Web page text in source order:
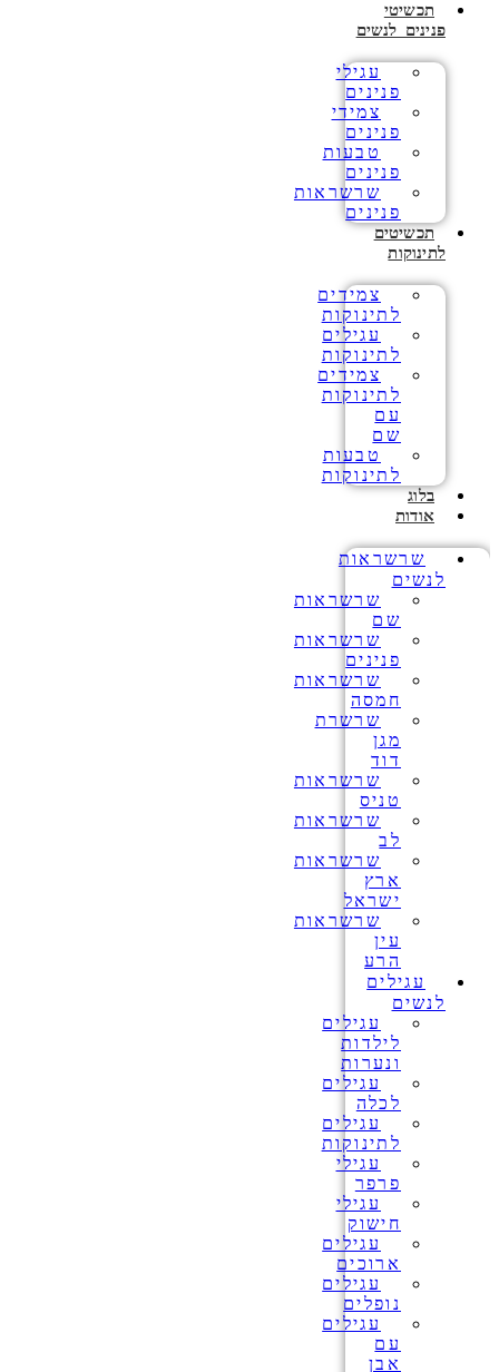
תכשיטי
פנינים לנשים
עגילי
פנינים
צמידי
פנינים
טבעות
פנינים
שרשראות
פנינים
תכשיטים
לתינוקות
צמידים
לתינוקות
עגילים
לתינוקות
צמידים
לתינוקות
עם
שם
טבעות
לתינוקות
בלוג
אודות
שרשראות
לנשים
שרשראות
שם
שרשראות
פנינים
שרשראות
חמסה
שרשרת
מגן
דוד
שרשראות
טניס
שרשראות
לב
שרשראות
ארץ
ישראל
שרשראות
עין
הרע
עגילים
לנשים
עגילים
לילדות
ונערות
עגילים
לכלה
עגילים
לתינוקות
עגילי
פרפר
עגילי
חישוק
עגילים
ארוכים
עגילים
נופלים
עגילים
עם
אבן